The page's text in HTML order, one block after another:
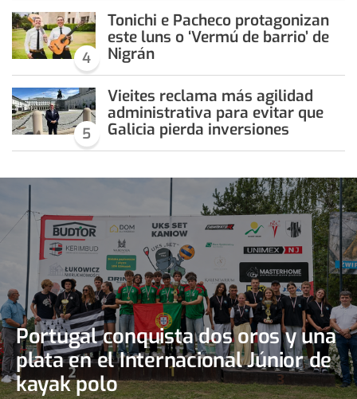
4
Tonichi e Pacheco protagonizan
este luns o ‘Vermú de barrio’ de
Nigrán
5
Vieites reclama más agilidad
administrativa para evitar que
Galicia pierda inversiones
Portugal conquista dos oros y una
plata en el Internacional Júnior de
kayak polo